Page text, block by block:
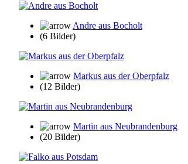
Andre aus Bocholt
(6 Bilder)
Markus aus der Oberpfalz
(12 Bilder)
Martin aus Neubrandenburg
(20 Bilder)